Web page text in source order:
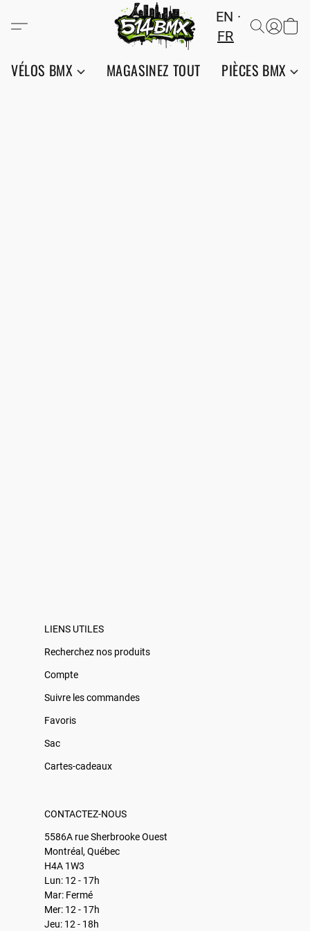
EN
FR
VÉLOS BMX MAGASINEZ TOUT PIÈCES BMX
LIENS UTILES
Recherchez nos produits
Compte
Suivre les commandes
Favoris
Sac
Cartes-cadeaux
CONTACTEZ-NOUS
5586A rue Sherbrooke Ouest
Montréal, Québec
H4A 1W3
Lun: 12 - 17h
Mar: Fermé
Mer: 12 - 17h
Jeu: 12 - 18h